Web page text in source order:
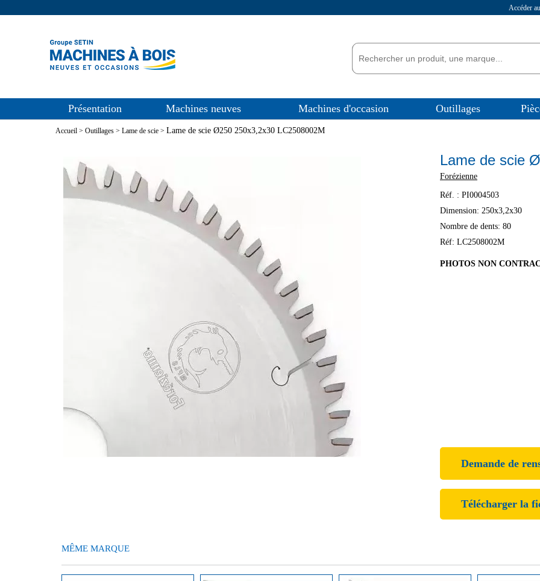
Accéder
Présentation Machines neuves Machines d'occasion Outillages
Accueil > Outillages > Lame de scie > Lame de scie Ø250 250x3,2x30 LC2508002M
Lame de scie
Forézienne
Réf. : PI0004503
Dimension: 250x3,2x30
Nombre de dents: 80
Réf: LC2508002M
PHOTOS NON
Demande de
Télécharger la
MÊME MARQUE